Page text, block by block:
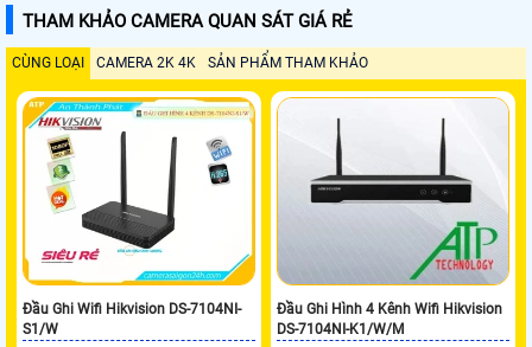
THAM KHẢO CAMERA QUAN SÁT GIÁ RẺ
CÙNG LOẠI CAMERA 2K 4K SẢN PHẨM THAM KHẢO
Đầu Ghi Wifi Hikvision DS-7104NI-
S1/W
Đầu Ghi Hình 4 Kênh Wifi Hikvision
DS-7104NI-K1/W/M